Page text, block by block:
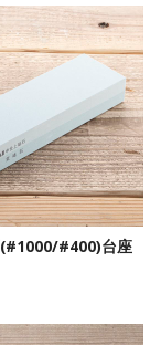
#400)台座